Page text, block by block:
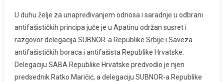
U duhu želje za unapređivanjem odnosa i saradnje u odbrani
antifašističkih principa juče je u Apatinu održan susret i
razgovor delegacija SUBNOR-a Republike Srbije i Saveza
antifašističkih boraca i antifašista Republike Hrvatske.
Delegaciju SABA Republike Hrvatske predvodio je njen
predsednik Ratko Maričić, a delegaciju SUBNOR-a Republike